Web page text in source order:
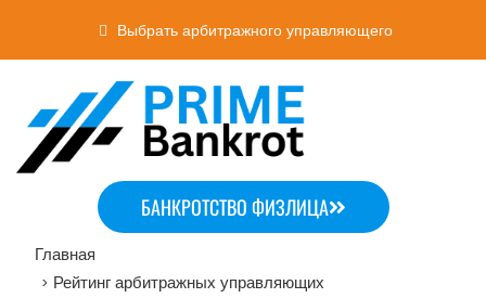
Выбрать арбитражного управляющего
БАНКРОТСТВО ФИЗЛИЦА
Главная
> Рейтинг арбитражных управляющих